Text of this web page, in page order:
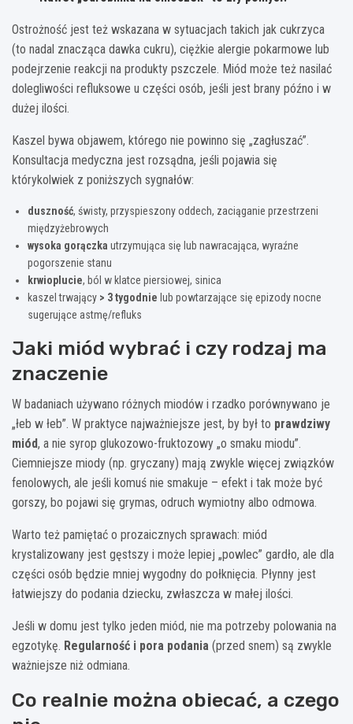
Ostrożność jest też wskazana w sytuacjach takich jak cukrzyca
(to nadal znacząca dawka cukru), ciężkie alergie pokarmowe lub
podejrzenie reakcji na produkty pszczele. Miód może też nasilać
dolegliwości refluksowe u części osób, jeśli jest brany późno i w
dużej ilości.
Kaszel bywa objawem, którego nie powinno się „zagłuszać”.
Konsultacja medyczna jest rozsądna, jeśli pojawia się
którykolwiek z poniższych sygnałów:
duszność, świsty, przyspieszony oddech, zaciąganie przestrzeni
międzyżebrowych
wysoka gorączka utrzymująca się lub nawracająca, wyraźne
pogorszenie stanu
krwioplucie, ból w klatce piersiowej, sinica
kaszel trwający > 3 tygodnie lub powtarzające się epizody nocne
sugerujące astmę/refluks
Jaki miód wybrać i czy rodzaj ma
znaczenie
W badaniach używano różnych miodów i rzadko porównywano je
„łeb w łeb”. W praktyce najważniejsze jest, by był to prawdziwy
miód, a nie syrop glukozowo-fruktozowy „o smaku miodu”.
Ciemniejsze miody (np. gryczany) mają zwykle więcej związków
fenolowych, ale jeśli komuś nie smakuje – efekt i tak może być
gorszy, bo pojawi się grymas, odruch wymiotny albo odmowa.
Warto też pamiętać o prozaicznych sprawach: miód
krystalizowany jest gęstszy i może lepiej „powlec” gardło, ale dla
części osób będzie mniej wygodny do połknięcia. Płynny jest
łatwiejszy do podania dziecku, zwłaszcza w małej ilości.
Jeśli w domu jest tylko jeden miód, nie ma potrzeby polowania na
egzotykę. Regularność i pora podania (przed snem) są zwykle
ważniejsze niż odmiana.
Co realnie można obiecać, a czego